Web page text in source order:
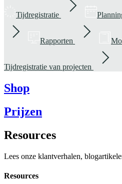
Tijdregistratie
Rapporten
Tijdregistratie van projecten
Shop
Prijzen
Resources
Lees onze klantverhalen,
Resources